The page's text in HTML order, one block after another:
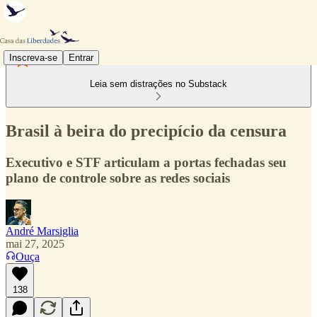
Inscreva-se Entrar
Leia sem distrações no Substack
Brasil à beira do precipício da censura
Executivo e STF articulam a portas fechadas seu
plano de controle sobre as redes sociais
André Marsiglia
mai 27, 2025
Ouça
138